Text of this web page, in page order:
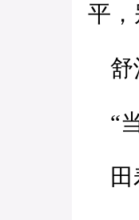
平
舒
“
田